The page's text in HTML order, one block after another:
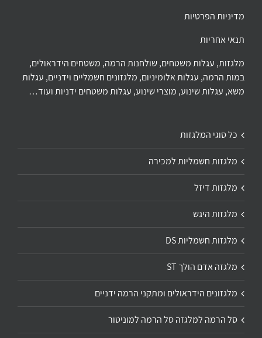
מדיניות הפרטיות
תנאי אחריות
מלגזות, עגלות משטחים, שולחנות הרמה, משטחים הידראולים,
במות הרמה, עגלות אלומיניום, מלגזונים חשמליים וידניים, עגלות
משא, עגלות שינוע, מוצרי שינוע, עגלות משטחים ידניות ועוד…
כל סוגי המלגזות
מלגזות חשמליות למכירה
מלגזות דיזל
מלגזות היגש
מלגזות חשמליות DS
מלגזה אדם הולך ST
מלגזונים הידראולים ומתקני הרמה ידניים
סל הרמה למלגזה סל הרמה למוניטור